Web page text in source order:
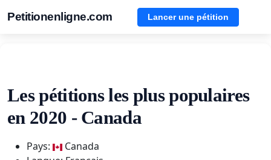
Petitionenligne.com Lancer une pétition
Les pétitions les plus populaires
en 2020 - Canada
Pays:
Canada